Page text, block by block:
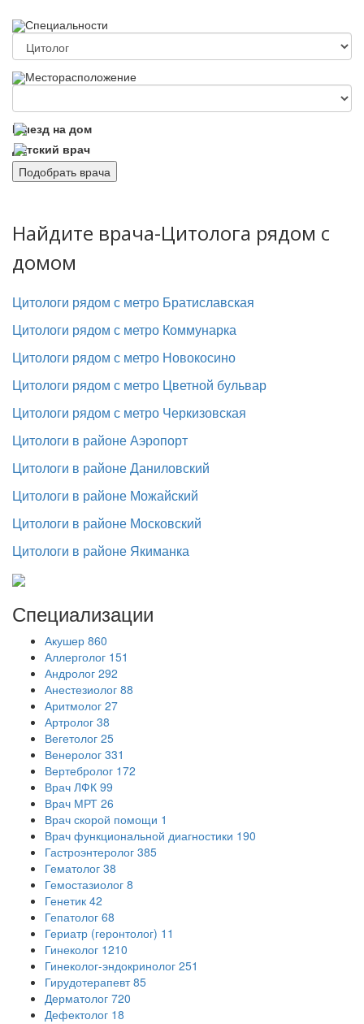
Специальности
Месторасположение
Выезд на дом
Детский врач
Подобрать врача
Найдите врача-Цитолога рядом с
домом
Цитологи рядом с метро Братиславская
Цитологи рядом с метро Коммунарка
Цитологи рядом с метро Новокосино
Цитологи рядом с метро Цветной бульвар
Цитологи рядом с метро Черкизовская
Цитологи в районе Аэропорт
Цитологи в районе Даниловский
Цитологи в районе Можайский
Цитологи в районе Московский
Цитологи в районе Якиманка
Специализации
Акушер 860
Аллерголог 151
Андролог 292
Анестезиолог 88
Аритмолог 27
Артролог 38
Вегетолог 25
Венеролог 331
Вертебролог 172
Врач ЛФК 99
Врач МРТ 26
Врач скорой помощи 1
Врач функциональной диагностики 190
Гастроэнтеролог 385
Гематолог 38
Гемостазиолог 8
Генетик 42
Гепатолог 68
Гериатр (геронтолог) 11
Гинеколог 1210
Гинеколог-эндокринолог 251
Гирудотерапевт 85
Дерматолог 720
Дефектолог 18